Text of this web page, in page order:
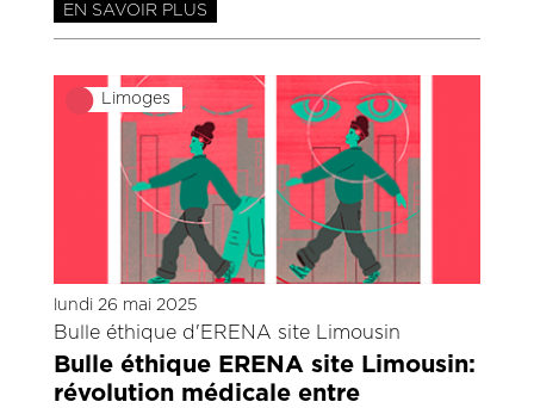
EN SAVOIR PLUS
Limoges
lundi 26 mai 2025
Bulle éthique d'ERENA site Limousin
Bulle éthique ERENA site Limousin:
révolution médicale entre